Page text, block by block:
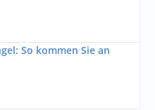
So kommen Sie an